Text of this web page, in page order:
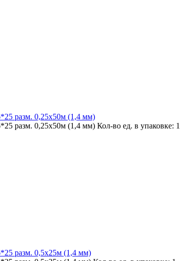
разм. 0,25х50м (1,4 мм)
разм. 0,25х50м (1,4 мм) Кол-во ед. в упаковке: 1
разм. 0,5х25м (1,4 мм)